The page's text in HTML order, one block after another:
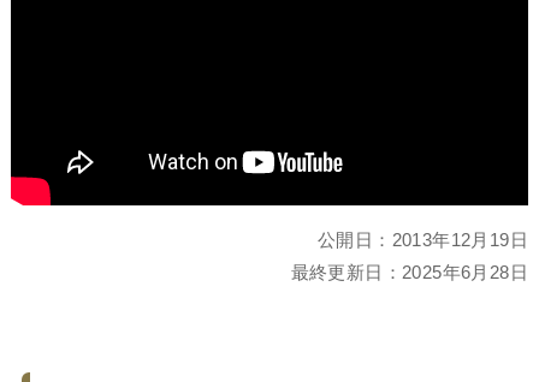
公開日： 2013年12月19日
最終更新日： 2025年6月28日